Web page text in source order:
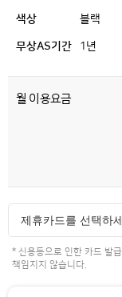
색상 블랙
무상AS기간 1년
월 이용요금
제휴카드를 선택하
* 신용등으로 인한 카드 발
책임지지 않습니다.